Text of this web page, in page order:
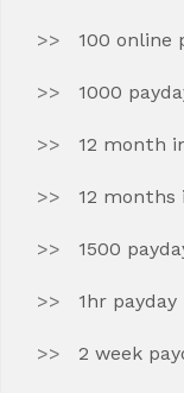
100 online
1000
12 month
12
1500
1hr payday
2 week